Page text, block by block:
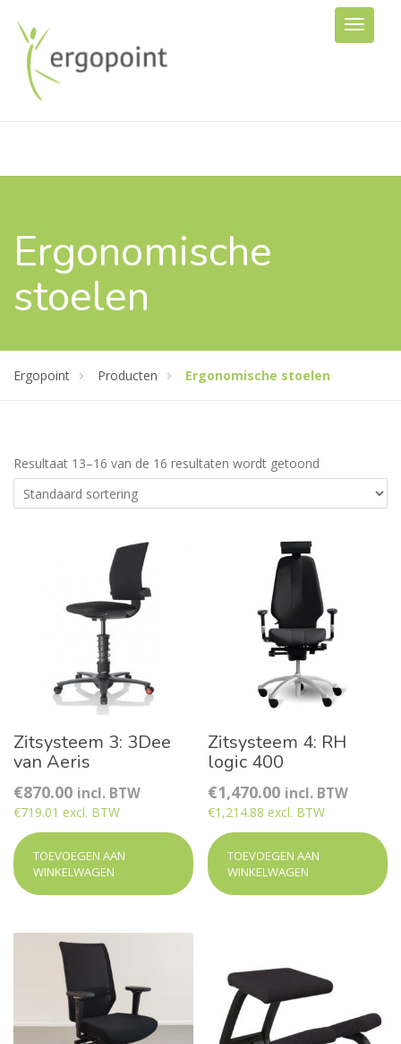
Ergonomische
stoelen
Ergopoint Producten Ergonomische stoelen
Resultaat 13–16 van de 16 resultaten wordt getoond
Zitsysteem 3: 3Dee
van Aeris
€870.00 incl. BTW
€719.01 excl. BTW
TOEVOEGEN AAN
WINKELWAGEN
Zitsysteem 4: RH
logic 400
€1,470.00 incl. BTW
€1,214.88 excl. BTW
TOEVOEGEN AAN
WINKELWAGEN